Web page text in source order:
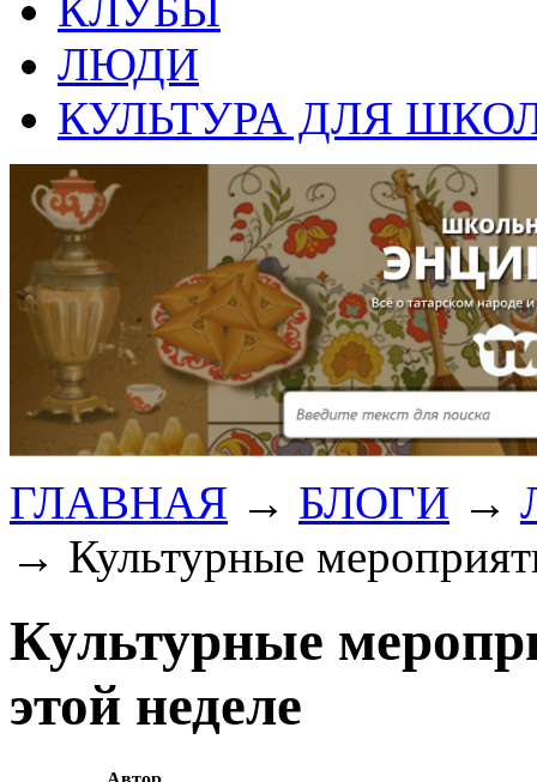
ЛЮДИ
КУЛЬТУРА ДЛЯ
ГЛАВНАЯ → БЛОГИ →
→ Культурные
Культурные
этой неделе